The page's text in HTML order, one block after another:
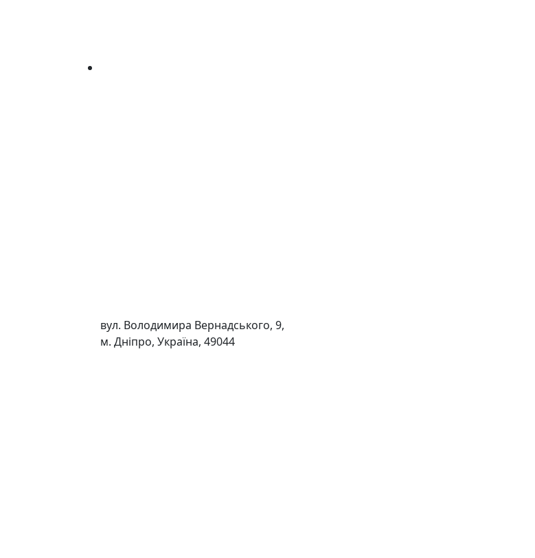
вул. Володимира Вернадського, 9,
м. Дніпро, Україна, 49044